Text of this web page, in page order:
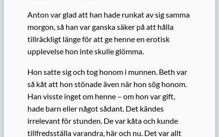
Anton var glad att han hade runkat av sig samma
morgon, så han var ganska säker på att hålla
tillräckligt länge för att ge henne en erotisk
upplevelse hon inte skulle glömma.
Hon satte sig och tog honom i munnen. Beth var
så kåt att hon stönade även när hon sög honom.
Han visste inget om henne – om hon var gift,
hade barn eller något sådant. Det kändes
irrelevant för stunden. De var kåta och kunde
tillfredsställa varandra, här och nu. Det var allt